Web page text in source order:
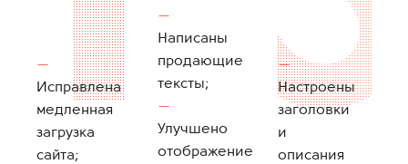
Исправлена
медленная
загрузка
сайта;
Написаны
продающие
тексты;
Улучшено
отображение
Настроены
заголовки
и
описания